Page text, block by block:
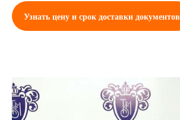
Узнать цену и срок доставки документов